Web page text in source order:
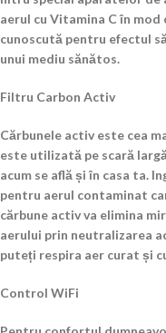
aerul cu Vitamina C în
cunoscută pentru efectul
unui mediu sănătos.
Filtru Carbon Activ
Cărbunele activ este cea
este utilizată pe scară
acum se află și în casa ta.
pentru aerul contaminat
cărbune activ va elimina
aerului prin neutralizarea
puteți respira aer curat și
Control WiFi